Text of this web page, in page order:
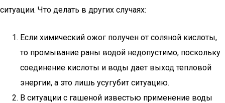
ситуации. Что делать в других случаях:
Если химический ожог получен от соляной кислоты,
то промывание раны водой недопустимо, поскольку
соединение кислоты и воды дает выход тепловой
энергии, а это лишь усугубит ситуацию.
В ситуации с гашеной известью применение воды